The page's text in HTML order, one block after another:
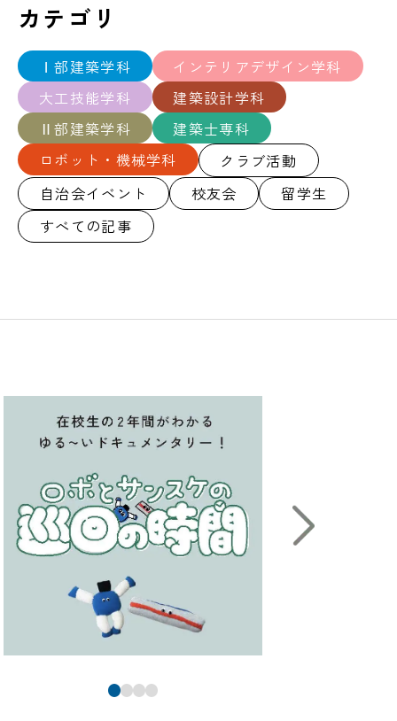
カテゴリ
Ⅰ部建築学科
インテリアデザイン学科
大工技能学科
建築設計学科
Ⅱ部建築学科
建築士専科
ロボット・機械学科
クラブ活動
自治会イベント
校友会
留学生
すべての記事